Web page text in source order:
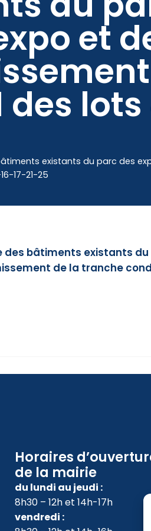
Mes
et
existants du parc des
17-21-25
bâtiments existants
de la tranche
Horaires
de la mairie
du lundi au jeudi :
8h30 – 12h et 14h-17h
vendredi :